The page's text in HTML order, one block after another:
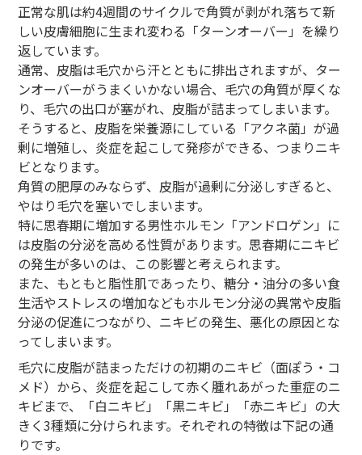
正常な肌は約4週間のサイクルで角質が剥がれ落ちて新
しい皮膚細胞に生まれ変わる「ターンオーバー」を繰り
返しています。
通常、皮脂は毛穴から汗とともに排出されますが、ター
ンオーバーがうまくいかない場合、毛穴の角質が厚くな
り、毛穴の出口が塞がれ、皮脂が詰まってしまいます。
そうすると、皮脂を栄養源にしている「アクネ菌」が過
剰に増殖し、炎症を起こして発疹ができる、つまりニキ
ビとなります。
角質の肥厚のみならず、皮脂が過剰に分泌しすぎると、
やはり毛穴を塞いでしまいます。
特に思春期に増加する男性ホルモン「アンドロゲン」に
は皮脂の分泌を高める性質があります。思春期にニキビ
の発生が多いのは、この影響と考えられます。
また、もともと脂性肌であったり、糖分・油分の多い食
生活やストレスの増加などもホルモン分泌の異常や皮脂
分泌の促進につながり、ニキビの発生、悪化の原因とな
ってしまいます。
毛穴に皮脂が詰まっただけの初期のニキビ（面ぽう・コ
メド）から、炎症を起こして赤く腫れあがった重症のニ
キビまで、「白ニキビ」「黒ニキビ」「赤ニキビ」の大
きく3種類に分けられます。それぞれの特徴は下記の通
りです。